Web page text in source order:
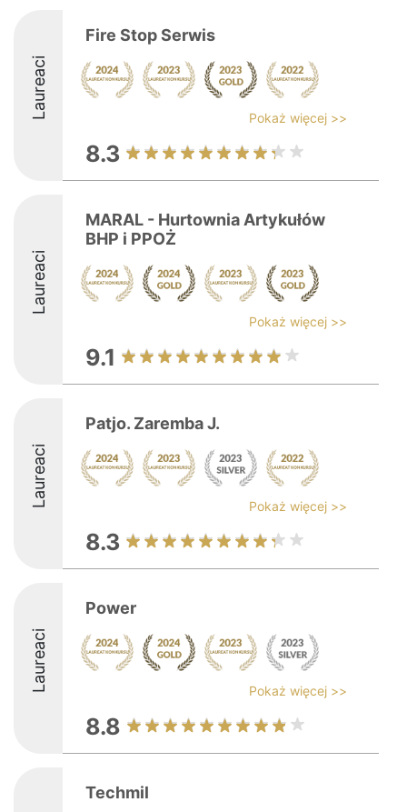
Laureaci
Fire Stop Serwis
Pokaż więcej >>
8.3
Laureaci
MARAL - Hurtownia Artykułów
BHP i PPOŻ
Pokaż więcej >>
9.1
Laureaci
Patjo. Zaremba J.
Pokaż więcej >>
8.3
Laureaci
Power
Pokaż więcej >>
8.8
Techmil